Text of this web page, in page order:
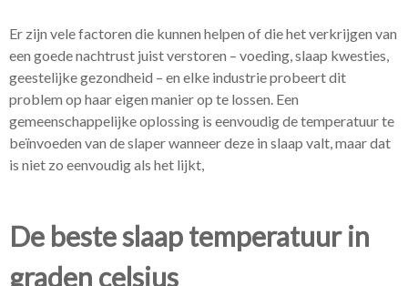
Er zijn vele factoren die kunnen helpen of die het verkrijgen van
een goede nachtrust juist verstoren – voeding, slaap kwesties,
geestelijke gezondheid – en elke industrie probeert dit
problem op haar eigen manier op te lossen. Een
gemeenschappelijke oplossing is eenvoudig de temperatuur te
beïnvoeden van de slaper wanneer deze in slaap valt, maar dat
is niet zo eenvoudig als het lijkt,
De beste slaap temperatuur in
graden celsius